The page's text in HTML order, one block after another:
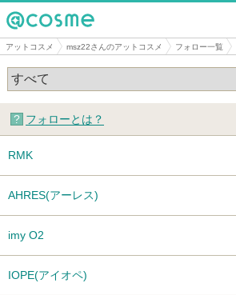
@cosme
アットコスメ msz22さんのアットコスメ フォロー一覧
フォローとは？
RMK
AHRES(アーレス)
imy O2
IOPE(アイオペ)